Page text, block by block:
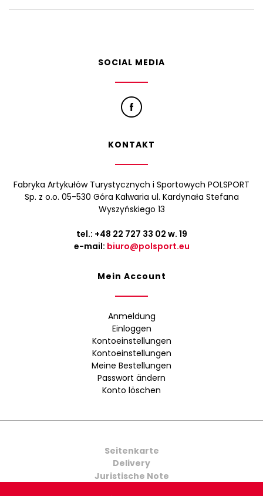
SOCIAL MEDIA
KONTAKT
Fabryka Artykułów Turystycznych i Sportowych POLSPORT
Sp. z o.o. 05-530 Góra Kalwaria ul. Kardynała Stefana
Wyszyńskiego 13
tel.: +48 22 727 33 02 w. 19
e-mail: biuro@polsport.eu
Mein Account
Anmeldung
Einloggen
Kontoeinstellungen
Kontoeinstellungen
Meine Bestellungen
Passwort ändern
Konto löschen
Seitenkarte
Delivery
Juristische Note